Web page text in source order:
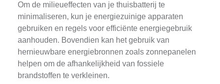
Om de milieueffecten van je thuisbatterij te
minimaliseren, kun je energiezuinige apparaten
gebruiken en regels voor efficiënte energiegebruik
aanhouden. Bovendien kan het gebruik van
hernieuwbare energiebronnen zoals zonnepanelen
helpen om de afhankelijkheid van fossiele
brandstoffen te verkleinen.